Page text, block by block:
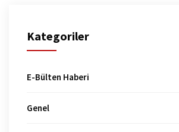
Kategoriler
E-Bülten Haberi
Genel